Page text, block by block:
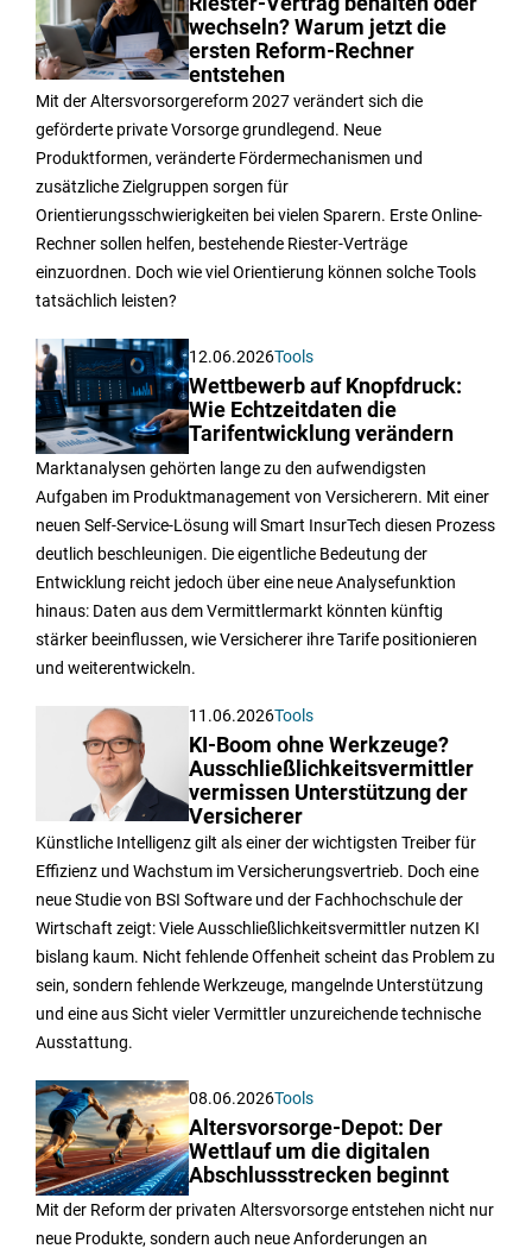
wechseln? Warum jetzt die
ersten Reform-Rechner
entstehen
Mit der Altersvorsorgereform 2027 verändert sich die
geförderte private Vorsorge grundlegend. Neue
Produktformen, veränderte Fördermechanismen und
zusätzliche Zielgruppen sorgen für
Orientierungsschwierigkeiten bei vielen Sparern. Erste Online-
Rechner sollen helfen, bestehende Riester-Verträge
einzuordnen. Doch wie viel Orientierung können solche Tools
tatsächlich leisten?
12.06.2026Tools
Wettbewerb auf Knopfdruck:
Wie Echtzeitdaten die
Tarifentwicklung verändern
Marktanalysen gehörten lange zu den aufwendigsten
Aufgaben im Produktmanagement von Versicherern. Mit einer
neuen Self-Service-Lösung will Smart InsurTech diesen Prozess
deutlich beschleunigen. Die eigentliche Bedeutung der
Entwicklung reicht jedoch über eine neue Analysefunktion
hinaus: Daten aus dem Vermittlermarkt könnten künftig
stärker beeinflussen, wie Versicherer ihre Tarife positionieren
und weiterentwickeln.
11.06.2026Tools
KI-Boom ohne Werkzeuge?
Ausschließlichkeitsvermittler
vermissen Unterstützung der
Versicherer
Künstliche Intelligenz gilt als einer der wichtigsten Treiber für
Effizienz und Wachstum im Versicherungsvertrieb. Doch eine
neue Studie von BSI Software und der Fachhochschule der
Wirtschaft zeigt: Viele Ausschließlichkeitsvermittler nutzen KI
bislang kaum. Nicht fehlende Offenheit scheint das Problem zu
sein, sondern fehlende Werkzeuge, mangelnde Unterstützung
und eine aus Sicht vieler Vermittler unzureichende technische
Ausstattung.
08.06.2026Tools
Altersvorsorge-Depot: Der
Wettlauf um die digitalen
Abschlussstrecken beginnt
Mit der Reform der privaten Altersvorsorge entstehen nicht nur
neue Produkte, sondern auch neue Anforderungen an